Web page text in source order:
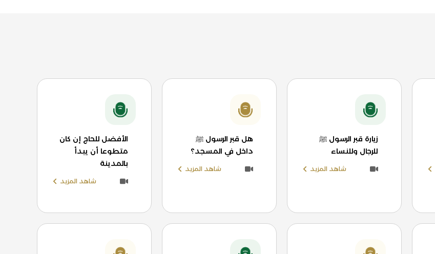
زيارة قبر الرسول ﷺ
للرجال وللنساء
شاهد المزيد
هل قبر الرسول ﷺ
داخل في المسجد؟
شاهد المزيد
الأفضل للحاج إن كان
متطوعا أن يبدأ
بالمدينة
شاهد المزيد